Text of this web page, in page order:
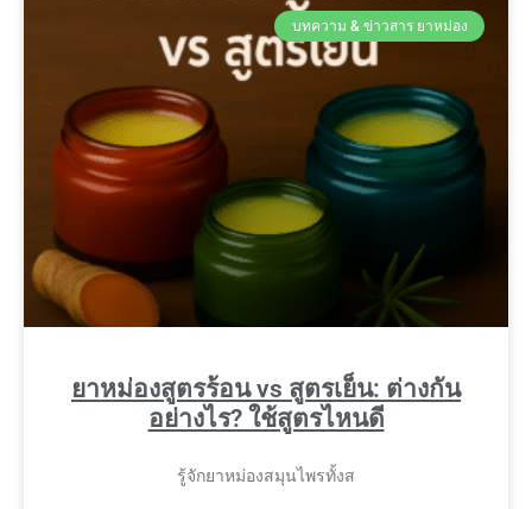
บทความ & ข่าวสาร ยาหม่อง
ยาหม่องสูตรร้อน vs สูตรเย็น: ต่างกัน
อย่างไร? ใช้สูตรไหนดี
รู้จักยาหม่องสมุนไพรทั้งส